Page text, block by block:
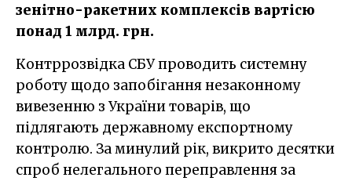
зенітно-ракетних комплексів вартісю
понад 1 млрд. грн.
Контррозвідка СБУ проводить системну
роботу щодо запобігання незаконному
вивезенню з України товарів, що
підлягають державному експортному
контролю. За минулий рік, викрито десятки
спроб нелегального переправлення за